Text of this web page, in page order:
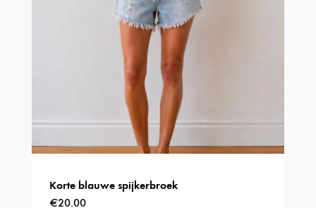
op
de
productpagina
Korte blauwe spijkerbroek
€20.00